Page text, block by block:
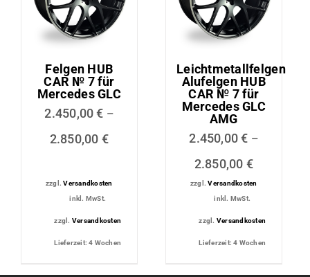
Felgen HUB
CAR № 7 für
Mercedes GLC
2.450,00€ –
2.850,00 €
zzgl.Versandkosten
inkl. MwSt.
zzgl. Versandkosten
Lieferzeit:4 Wochen
Leichtmetallfelgen
Alufelgen HUB
CAR № 7 für
Mercedes GLC
AMG
2.450,00€ –
2.850,00 €
zzgl.Versandkosten
inkl. MwSt.
zzgl. Versandkosten
Lieferzeit:4 Wochen